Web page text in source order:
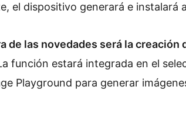
el dispositivo generará e instalará
de las novedades será la
función estará integrada en el
Playground para generar